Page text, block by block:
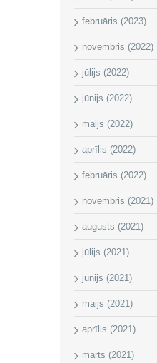
februāris (2023)
novembris (2022)
jūlijs (2022)
jūnijs (2022)
maijs (2022)
aprīlis (2022)
februāris (2022)
novembris (2021)
augusts (2021)
jūlijs (2021)
jūnijs (2021)
maijs (2021)
aprīlis (2021)
marts (2021)